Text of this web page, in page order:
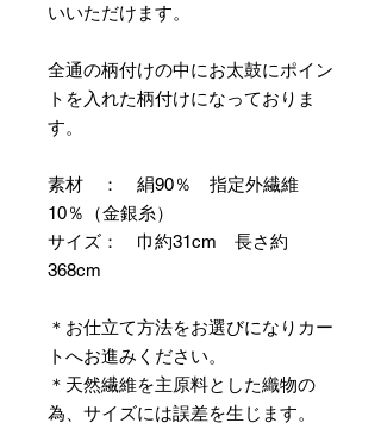
いいただけます。
全通の柄付けの中にお太鼓にポイン
トを入れた柄付けになっておりま
す。
素材 ： 絹90％ 指定外繊維
10％（金銀糸）
サイズ： 巾約31cm 長さ約
368cm
＊お仕立て方法をお選びになりカー
トへお進みください。
＊天然繊維を主原料とした織物の
為、サイズには誤差を生じます。